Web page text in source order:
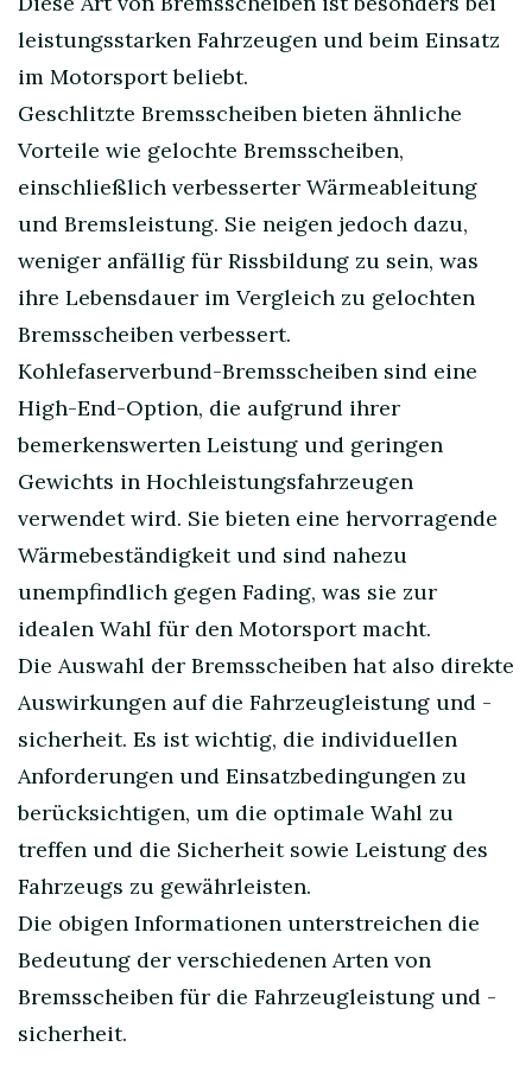
leistungsstarken Fahrzeugen und beim Einsatz
im Motorsport beliebt.
Geschlitzte Bremsscheiben bieten ähnliche
Vorteile wie gelochte Bremsscheiben,
einschließlich verbesserter Wärmeableitung
und Bremsleistung. Sie neigen jedoch dazu,
weniger anfällig für Rissbildung zu sein, was
ihre Lebensdauer im Vergleich zu gelochten
Bremsscheiben verbessert.
Kohlefaserverbund-Bremsscheiben sind eine
High-End-Option, die aufgrund ihrer
bemerkenswerten Leistung und geringen
Gewichts in Hochleistungsfahrzeugen
verwendet wird. Sie bieten eine hervorragende
Wärmebeständigkeit und sind nahezu
unempfindlich gegen Fading, was sie zur
idealen Wahl für den Motorsport macht.
Die Auswahl der Bremsscheiben hat also direkte
Auswirkungen auf die Fahrzeugleistung und -
sicherheit. Es ist wichtig, die individuellen
Anforderungen und Einsatzbedingungen zu
berücksichtigen, um die optimale Wahl zu
treffen und die Sicherheit sowie Leistung des
Fahrzeugs zu gewährleisten.
Die obigen Informationen unterstreichen die
Bedeutung der verschiedenen Arten von
Bremsscheiben für die Fahrzeugleistung und -
sicherheit.